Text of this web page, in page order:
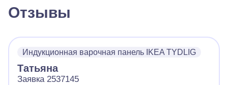
Отзывы
Индукционная варочная панель IKEA TYDLIG
Татьяна
Заявка 2537145